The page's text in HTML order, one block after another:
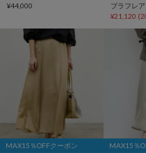
¥44,000
プラフレ
¥21,120
MAX15％OFFクーポン MAX15％